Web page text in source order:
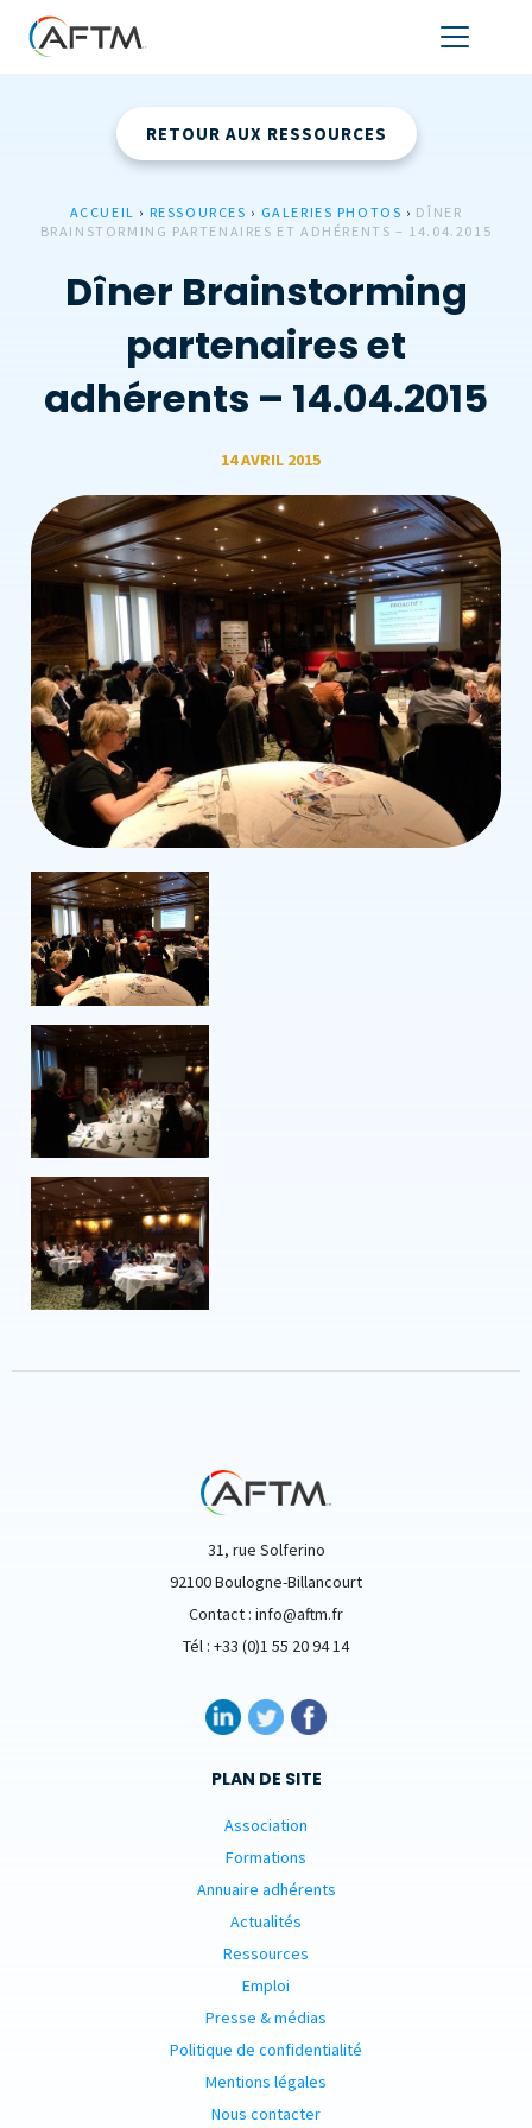
RETOUR AUX RESSOURCES
ACCUEIL › RESSOURCES › GALERIES PHOTOS › DÎNER
BRAINSTORMING PARTENAIRES ET ADHÉRENTS – 14.04.2015
Dîner Brainstorming
partenaires et
adhérents – 14.04.2015
14 AVRIL 2015
31, rue Solferino
92100 Boulogne-Billancourt
Contact : info@aftm.fr
Tél : +33 (0)1 55 20 94 14
PLAN DE SITE
Association
Formations
Annuaire adhérents
Actualités
Ressources
Emploi
Presse & médias
Politique de confidentialité
Mentions légales
Nous contacter